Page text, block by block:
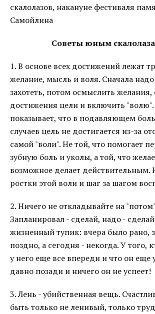
скалолазов, накануне фестиваля
Самойлина
Советы юным
1. В основе всех достижений лежат
желание, мысль и воля. Сначала
захотеть, потом осмыслить
достижения цели и включить
показывает, что в подавляющем
случаев цель не достигается из-за
самой "воли". Не той, что помогает
зубную боль и уколы, а той, что
возможное делает действительным.
ростки этой воли и шаг за шагом
2. Ничего не откладывайте на
Запланировал - сделай, надо -
жизненный тупик: вчера было рано,
поздно, а сегодня - некогда. У того,
у него еще все впереди и что он еще
давно позади и ничего он не успеет!
3. Лень - убийственная вещь.
быть только не ленивый, только